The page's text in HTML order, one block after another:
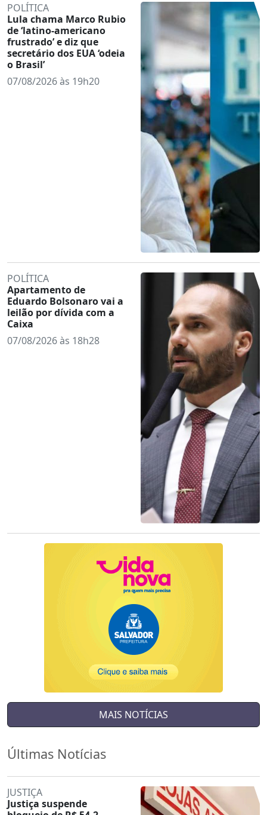
POLÍTICA
Lula chama Marco Rubio
de ‘latino-americano
frustrado’ e diz que
secretário dos EUA ‘odeia
o Brasil’
07/08/2026 às 19h20
POLÍTICA
Apartamento de
Eduardo Bolsonaro vai a
leilão por dívida com a
Caixa
07/08/2026 às 18h28
MAIS NOTÍCIAS
Últimas Notícias
JUSTIÇA
Justiça suspende